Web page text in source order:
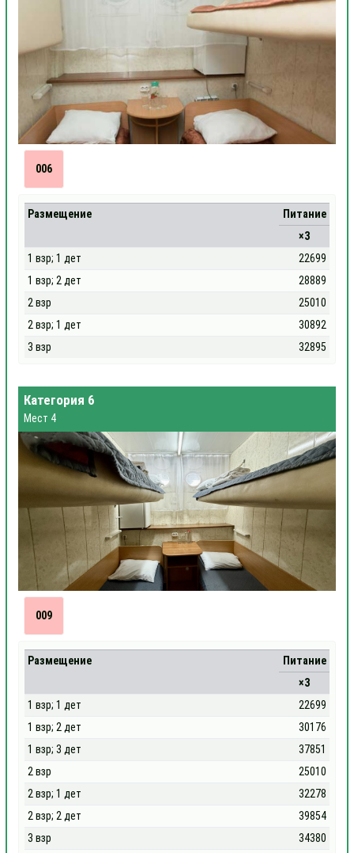
006
Размещение
Питание
×3
1 взр; 1 дет
22699
1 взр; 2 дет
28889
2 взр
25010
2 взр; 1 дет
30892
3 взр
32895
Категория 6
Мест 4
009
Размещение
Питание
×3
1 взр; 1 дет
22699
1 взр; 2 дет
30176
1 взр; 3 дет
37851
2 взр
25010
2 взр; 1 дет
32278
2 взр; 2 дет
39854
3 взр
34380